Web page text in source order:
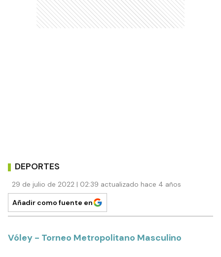
DEPORTES
29 de julio de 2022 | 02:39 actualizado hace 4 años
Añadir como fuente en
Vóley - Torneo Metropolitano Masculino